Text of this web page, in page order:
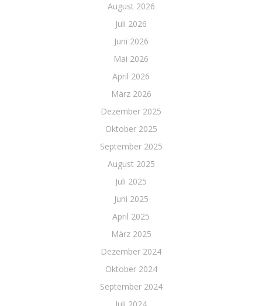
August 2026
Juli 2026
Juni 2026
Mai 2026
April 2026
März 2026
Dezember 2025
Oktober 2025
September 2025
August 2025
Juli 2025
Juni 2025
April 2025
März 2025
Dezember 2024
Oktober 2024
September 2024